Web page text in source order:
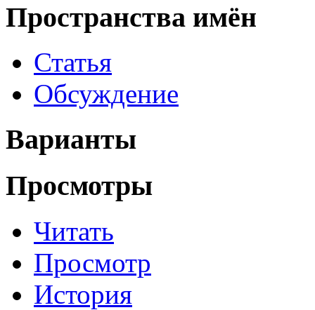
Пространства имён
Статья
Обсуждение
Варианты
Просмотры
Читать
Просмотр
История